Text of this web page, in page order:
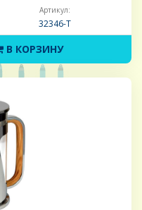
Артикул:
32346-Т
В КОРЗИНУ